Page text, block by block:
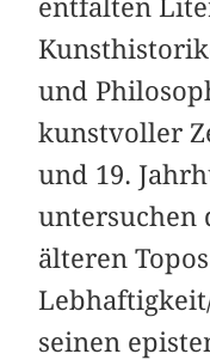
entfalten
und
kunstvoller
und 19.
untersuchen
älteren
seinen